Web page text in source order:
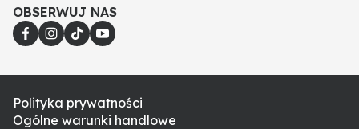
OBSERWUJ NAS
Polityka prywatności
Ogólne warunki handlowe